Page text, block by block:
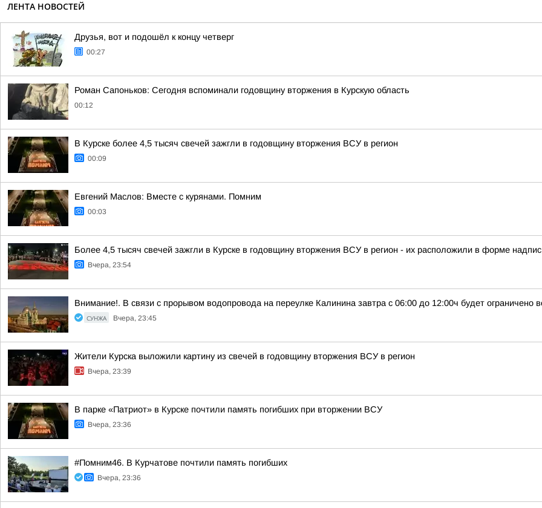
ЛЕНТА НОВОСТЕЙ
Друзья, вот и подошёл к концу четверг
00:27
Роман Сапоньков: Сегодня вспоминали годовщину вторжения в Курскую область
00:12
В Курске более 4,5 тысяч свечей зажгли в годовщину вторжения ВСУ в регион
00:09
Евгений Маслов: Вместе с курянами. Помним
00:03
Более 4,5 тысяч свечей зажгли в Курске в годовщину вторжения ВСУ в регион - их расположили в форме
Вчера, 23:54
Внимание!. В связи с прорывом водопровода на переулке Калинина завтра с 06:00 до 12:00ч будет ограничено
СУНЖА Вчера, 23:45
Жители Курска выложили картину из свечей в годовщину вторжения ВСУ в регион
Вчера, 23:39
В парке «Патриот» в Курске почтили память погибших при вторжении ВСУ
Вчера, 23:36
#Помним46. В Курчатове почтили память погибших
Вчера, 23:36